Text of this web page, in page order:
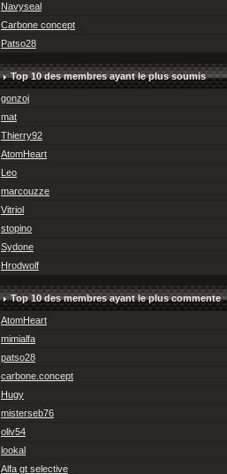
Navyseal
Carbone concept
Patso28
Top 10 des membres ayant le plus soumis
gonzoj
mat
Thierry92
AtomHeart
Leo
marcouzze
Vitriol
stopino
Sydone
Hrodwolf
Top 10 des membres ayant le plus commente
AtomHeart
mimialfa
patso28
carbone.concept
Hugy
misterseb76
oliv54
lookal
Alfa gt selective